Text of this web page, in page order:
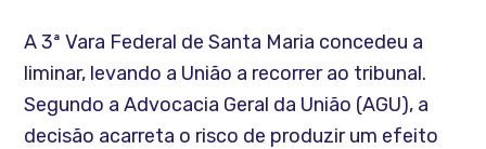
A 3ª Vara Federal de Santa Maria concedeu a
liminar, levando a União a recorrer ao tribunal.
Segundo a Advocacia Geral da União (AGU), a
decisão acarreta o risco de produzir um efeito